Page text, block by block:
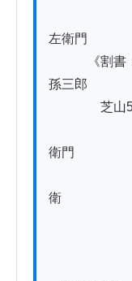
与四
左衛門
《割書：
孫三郎
芝山51町
20歩　
衛門
太郎
衛
除